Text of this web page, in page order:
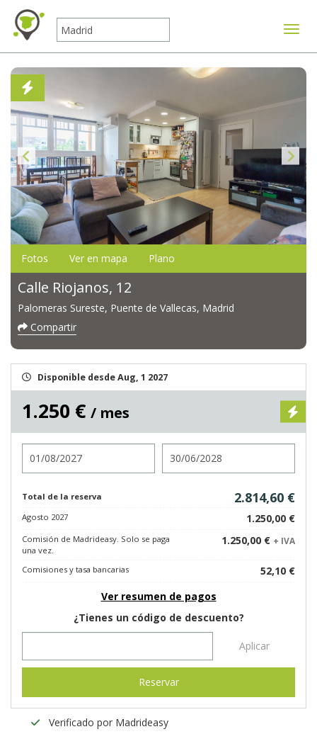
Fotos Ver en mapa Plano
Calle Riojanos, 12
Palomeras Sureste, Puente de Vallecas, Madrid
Compartir
Disponible desde Aug, 1 2027
1.250 € / mes
Total de la reserva 2.814,60 €
Agosto 2027 1.250,00 €
Comisión de Madrideasy. Solo se paga
una vez.
1.250,00 € + IVA
Comisiones y tasa bancarias
52,10 €
Ver resumen de pagos
¿Tienes un código de descuento?
Aplicar
Reservar
Verificado por Madrideasy